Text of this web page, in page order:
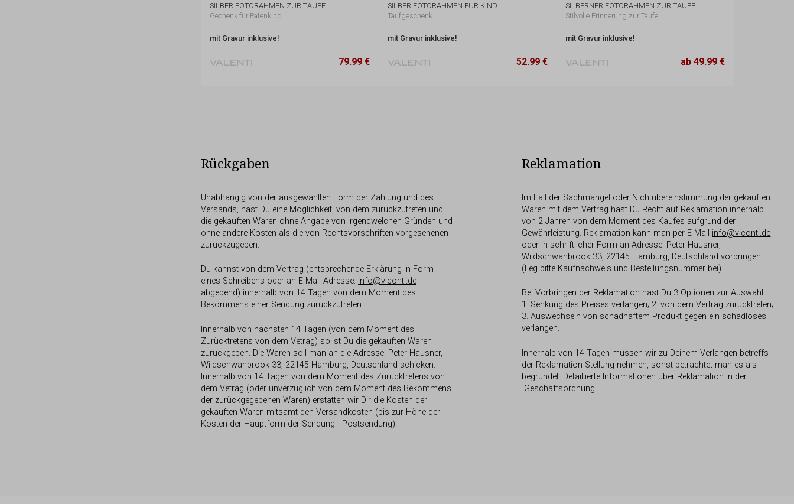
SILBER FOTORAHMEN ZUR TAUFE
Gechenk für Patenkind
mit Gravur inklusive!
79.99 €
79.99 €
SILBER FOTORAHMEN FÜR KIND
Taufgeschenk
mit Gravur inklusive!
52.99 €
52.99 €
SILBERNER FOTORAHMEN ZUR TAUFE
Stilvolle Erinnerung zur Taufe
mit Gravur inklusive!
ab 49.99 €
14,7 x 19 cm
49.99 €
Rückgaben
Unabhängig von der ausgewählten Form der Zahlung und des
Versands, hast Du eine Möglichkeit, von dem zurückzutreten und
die gekauften Waren ohne Angabe von irgendwelchen Gründen und
ohne andere Kosten als die von Rechtsvorschriften vorgesehenen
zurückzugeben.
Du kannst von dem Vertrag (entsprechende Erklärung in Form
eines Schreibens oder an E-Mail-Adresse: info@viconti.de
abgebend) innerhalb von 14 Tagen von dem Moment des
Bekommens einer Sendung zurückzutreten.
Innerhalb von nächsten 14 Tagen (von dem Moment des
Zurücktretens von dem Vetrag) sollst Du die gekauften Waren
zurückgeben. Die Waren soll man an die Adresse: Peter Hausner,
Wildschwanbrook 33, 22145 Hamburg, Deutschland schicken.
Innerhalb von 14 Tagen von dem Moment des Zurücktretens von
dem Vetrag (oder unverzüglich von dem Moment des Bekommens
der zurückgegebenen Waren) erstatten wir Dir die Kosten der
gekauften Waren mitsamt den Versandkosten (bis zur Höhe der
Kosten der Hauptform der Sendung - Postsendung).
Reklamation
Im Fall der Sachmängel oder Nichtübereinstimmung der gekauften
Waren mit dem Vertrag hast Du Recht auf Reklamation innerhalb
von 2 Jahren von dem Moment des Kaufes aufgrund der
Gewährleistung. Reklamation kann man per E-Mail info@viconti.de
oder in schriftlicher Form an Adresse: Peter Hausner,
Wildschwanbrook 33, 22145 Hamburg, Deutschland vorbringen
(Leg bitte Kaufnachweis und Bestellungsnummer bei).
Bei Vorbringen der Reklamation hast Du 3 Optionen zur Auswahl:
1. Senkung des Preises verlangen; 2. von dem Vertrag zurücktreten;
3. Auswechseln von schadhaftem Produkt gegen ein schadloses
verlangen.
Innerhalb von 14 Tagen müssen wir zu Deinem Verlangen betreffs
der Reklamation Stellung nehmen, sonst betrachtet man es als
begründet. Detaillierte Informationen über Reklamation in der
Geschäftsordnung.